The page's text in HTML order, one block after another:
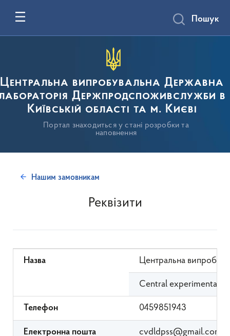
Центральна випробувальна Державна
Держпродспоживслужби в
Київській області та м. Києві
Портал знаходиться у стані розробки та
наповнення
Пошук
Нашим замовникам
Реквізити
Назва Центральна
Central experimental
Телефон 0459851943
Електронна пошта cvdldpss@gmail.com